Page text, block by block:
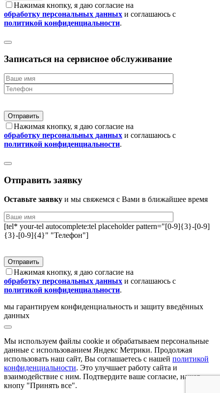
Нажимая кнопку, я даю согласие на
обработку персональных данных и соглашаюсь с
политикой конфиденциальности.
Записаться на сервисное обслуживание
Нажимая кнопку, я даю согласие на
обработку персональных данных и соглашаюсь с
политикой конфиденциальности.
Отправить заявку
Оставьте заявку и мы свяжемся с Вами в ближайшее время
[tel* your-tel autocomplete:tel placeholder pattern="[0-9]{3}-[0-9]
{3}-[0-9]{4}" "Телефон"]
Нажимая кнопку, я даю согласие на
обработку персональных данных и соглашаюсь с
политикой конфиденциальности.
мы гарантируем конфиденциальность и защиту введённых
данных
Мы используем файлы сookie и обрабатываем персональные
данные с использованием Яндекс Метрики. Продолжая
использовать наш сайт, Вы соглашаетесь с нашей политикой
конфиденциальности. Это улучшает работу сайта и
взаимодействие с ним. Подтвердите ваше согласие, нажав
кнопу "Принять все".